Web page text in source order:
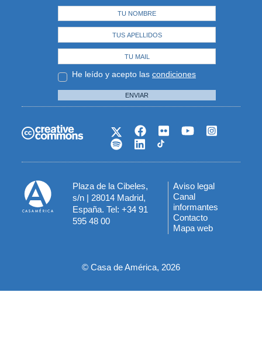
He leído y acepto las condiciones
ENVIAR
Plaza de la Cibeles,
s/n | 28014 Madrid,
España. Tel: +34 91
595 48 00
Menú
del
pie
Aviso legal
Canal
informantes
Contacto
Mapa web
© Casa de América, 2026